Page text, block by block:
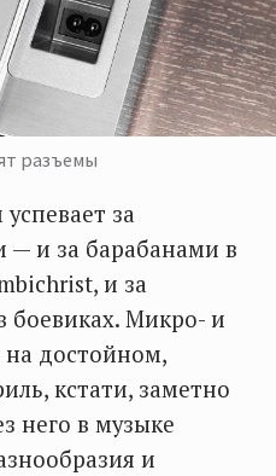
разъемы
за
и за барабанами в
и за
боевиках. Микро- и
достойном,
кстати, заметно
него в музыке
и